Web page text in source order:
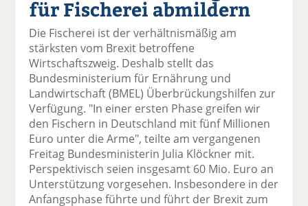
el
a
uf
ac
e
b
o
o
k
te
il
e
n
el
t
wi
n
el
a
e
di
n
te
il
e
n
l
v
er
se
n
d
e
n
für Fischerei abmildern
Die Fischerei ist der verhältnismäßig am
stärksten vom Brexit betroffene
Wirtschaftszweig. Deshalb stellt das
Bundesministerium für Ernährung und
Landwirtschaft (BMEL) Überbrückungshilfen zur
Verfügung. "In einer ersten Phase greifen wir
den Fischern in Deutschland mit fünf Millionen
Euro unter die Arme", teilte am vergangenen
Freitag Bundesministerin Julia Klöckner mit.
Perspektivisch seien insgesamt 60 Mio. Euro an
Unterstützung vorgesehen. Insbesondere in der
Anfangsphase führte und führt der Brexit zum